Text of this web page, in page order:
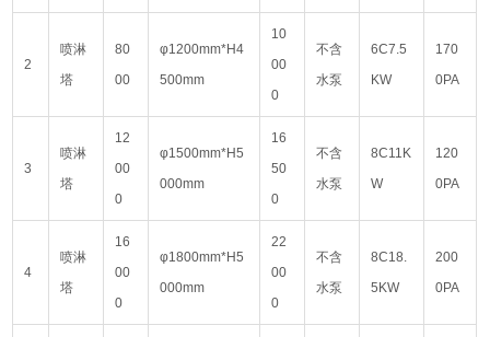
2
喷淋
塔
80
00
φ1200mm*H4
500mm
10
00
0
不含
水泵
6C7.5
KW
170
0PA
3
喷淋
塔
12
00
0
φ1500mm*H5
000mm
16
50
0
不含
水泵
8C11K
W
120
0PA
4
喷淋
塔
16
00
0
φ1800mm*H5
000mm
22
00
0
不含
水泵
8C18.
5KW
200
0PA